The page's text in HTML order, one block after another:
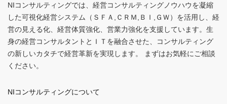
NIコンサルティングでは、経営コンサルティングノウハウを凝縮
した可視化経営システム（ＳＦＡ,ＣＲＭ,ＢＩ,ＧＷ）を活用し、経
営の見える化、経営体質強化、営業力強化を支援しています。生
身の経営コンサルタントとＩＴを融合させた、コンサルティング
の新しいカタチで経営革新を実現します。 まずはお気軽にご相談
ください。
NIコンサルティングについて